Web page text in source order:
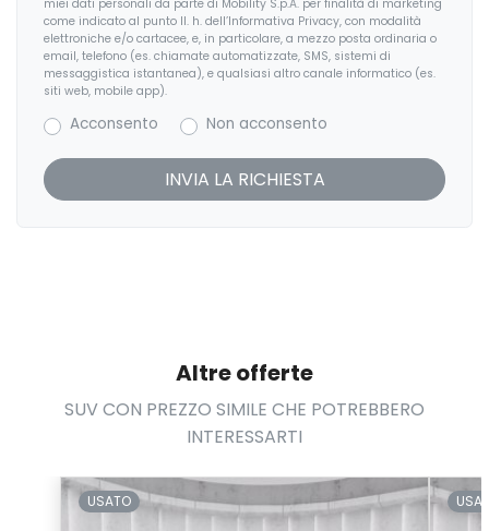
Interni in pelle
Kit riparazione pneumatici / tirefit
Limitatore di velocità
Maniglie esterne in tinta
Portaoggetti aggiuntivi
Radio DAB
Retrovisore interno anabbagliante
miei dati personali da parte di Mobility S.p.A. per finalità di marketing
come indicato al punto II. h. dell’Informativa Privacy, con modalità
elettroniche e/o cartacee, e, in particolare, a mezzo posta ordinaria o
email, telefono (es. chiamate automatizzate, SMS, sistemi di
messaggistica istantanea), e qualsiasi altro canale informatico (es.
siti web, mobile app).
Acconsento Non acconsento
Altre offerte
SUV CON PREZZO SIMILE CHE POTREBBERO
INTERESSARTI
USATO